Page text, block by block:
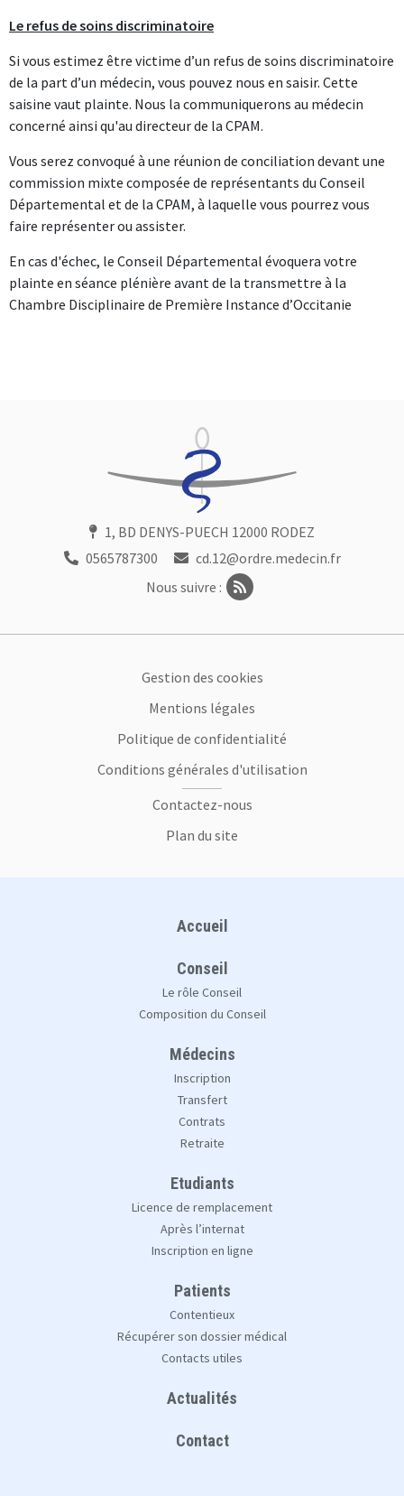
Le refus de soins discriminatoire
Si vous estimez être victime d’un refus de soins discriminatoire
de la part d’un médecin, vous pouvez nous en saisir. Cette
saisine vaut plainte. Nous la communiquerons au médecin
concerné ainsi qu'au directeur de la CPAM.
Vous serez convoqué à une réunion de conciliation devant une
commission mixte composée de représentants du Conseil
Départemental et de la CPAM, à laquelle vous pourrez vous
faire représenter ou assister.
En cas d'échec, le Conseil Départemental évoquera votre
plainte en séance plénière avant de la transmettre à la
Chambre Disciplinaire de Première Instance d’Occitanie
1, BD DENYS-PUECH 12000 RODEZ
0565787300
cd.12@ordre.medecin.fr
Nous suivre :
Gestion des cookies
Mentions légales
Politique de confidentialité
Conditions générales d'utilisation
Contactez-nous
Plan du site
Accueil
Conseil
Le rôle Conseil
Composition du Conseil
Médecins
Inscription
Transfert
Contrats
Retraite
Etudiants
Licence de remplacement
Après l’internat
Inscription en ligne
Patients
Contentieux
Récupérer son dossier médical
Contacts utiles
Actualités
Contact